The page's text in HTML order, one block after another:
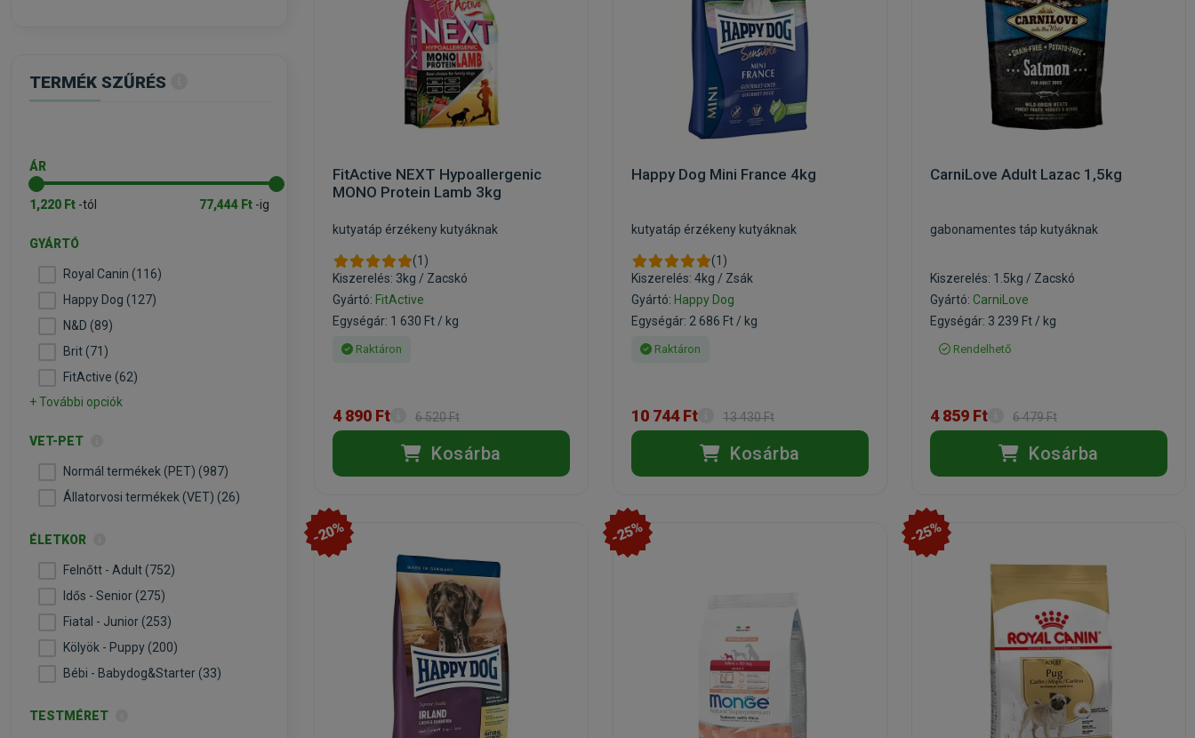
FitActive NEXT Hypoallergenic
MONO Protein Lamb 3kg
kutyatáp érzékeny kutyáknak
(1)
Kiszerelés: 3kg / Zacskó
Gyártó: FitActive
Egységár: 1 630 Ft / kg
Raktáron
4 890 Ft 6 520 Ft
Kosárba
Happy Dog Mini France 4kg
kutyatáp érzékeny kutyáknak
(1)
Kiszerelés: 4kg / Zsák
Gyártó: Happy Dog
Egységár: 2 686 Ft / kg
Raktáron
10 744 Ft 13 430 Ft
Kosárba
CarniLove Adult Lazac 1,5kg
gabonamentes táp kutyáknak
Kiszerelés: 1.5kg / Zacskó
Gyártó: CarniLove
Egységár: 3 239 Ft / kg
Rendelhető
4 859 Ft 6 479 Ft
Kosárba
-20% -25% -25%
TERMÉK SZŰRÉS
ÁR
1,220 Ft -tól 77,444 Ft -ig
GYÁRTÓ
Royal Canin (116)
Happy Dog (127)
N&D (89)
Brit (71)
FitActive (62)
+ További opciók
VET-PET
Normál termékek (PET) (987)
Állatorvosi termékek (VET) (26)
ÉLETKOR
Felnőtt - Adult (752)
Idős - Senior (275)
Fiatal - Junior (253)
Kölyök - Puppy (200)
Bébi - Babydog&Starter (33)
TESTMÉRET